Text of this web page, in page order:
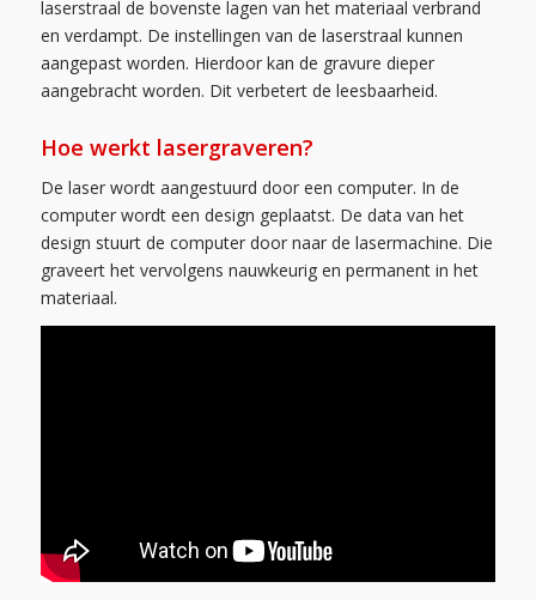
laserstraal de bovenste lagen van het materiaal verbrand
en verdampt. De instellingen van de laserstraal kunnen
aangepast worden. Hierdoor kan de gravure dieper
aangebracht worden. Dit verbetert de leesbaarheid.
Hoe werkt lasergraveren?
De laser wordt aangestuurd door een computer. In de
computer wordt een design geplaatst. De data van het
design stuurt de computer door naar de lasermachine. Die
graveert het vervolgens nauwkeurig en permanent in het
materiaal.